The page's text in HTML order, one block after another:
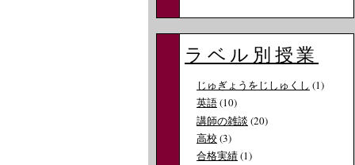
ラベル別授業
じゅぎょうをじしゅくし (1)
英語(10)
講師の雑談 (20)
高校 (3)
合格実績(1)